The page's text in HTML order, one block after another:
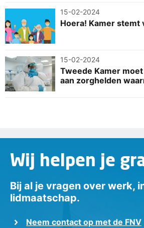
15-02-2024
Hoera! Kamer
15-02-2024
Tweede Kamer
aan zorghelden
Wij helpen je
Bij al je vragen over werk,
lidmaatschap.
Neem contact op met de FNV